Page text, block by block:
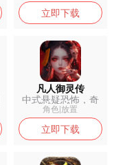
立即下载
凡人御灵传
中式悬疑恐怖，奇
诡世界探索
角色|放置
立即下载